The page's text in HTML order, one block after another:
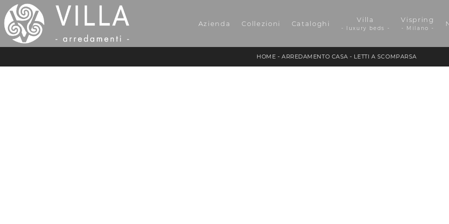
Azienda Collezioni Cataloghi Villa
- luxury beds -
Vispring
- Milano -
HOME - ARREDAMENTO CASA - LETTI A SCOMPARSA